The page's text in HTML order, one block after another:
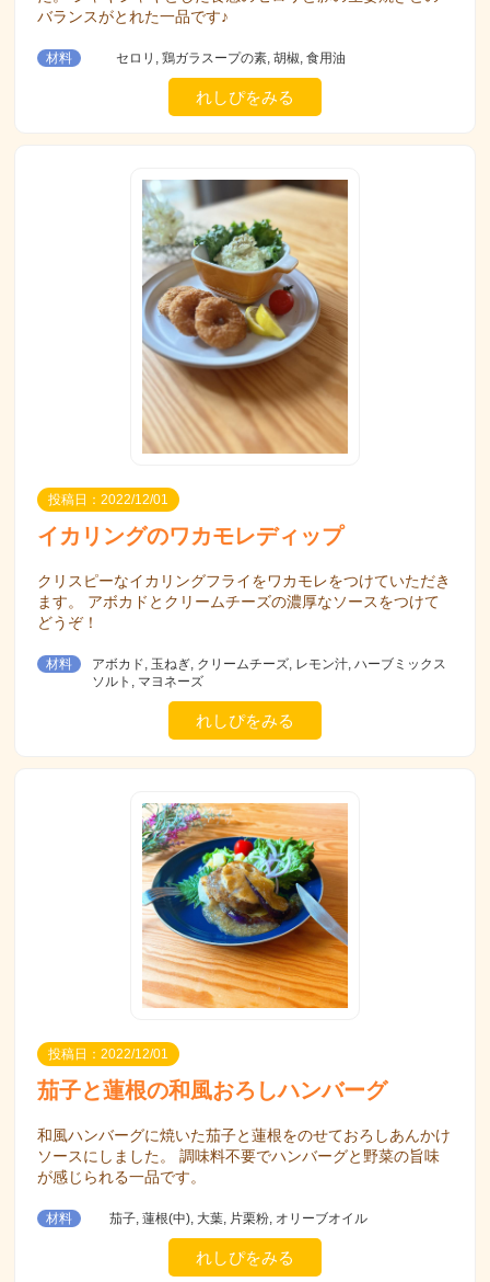
バランスがとれた一品です♪
材料 セロリ, 鶏ガラスープの素, 胡椒, 食用油
れしぴをみる
投稿日：2022/12/01
イカリングのワカモレディップ
クリスピーなイカリングフライをワカモレをつけていただき
ます。 アボカドとクリームチーズの濃厚なソースをつけて
どうぞ！
材料
アボカド, 玉ねぎ, クリームチーズ, レモン汁, ハーブミックス
ソルト, マヨネーズ
れしぴをみる
投稿日：2022/12/01
茄子と蓮根の和風おろしハンバーグ
和風ハンバーグに焼いた茄子と蓮根をのせておろしあんかけ
ソースにしました。 調味料不要でハンバーグと野菜の旨味
が感じられる一品です。
材料 茄子, 蓮根(中), 大葉, 片栗粉, オリーブオイル
れしぴをみる